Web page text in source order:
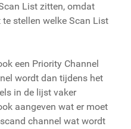
List zitten, omdat
stellen welke Scan List
een Priority Channel
wordt dan tijdens het
in de lijst vaker
aangeven wat er moet
channel wat wordt